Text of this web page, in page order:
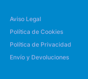
Aviso Legal
Política de Cookies
Política de Privacidad
Envío y Devoluciones